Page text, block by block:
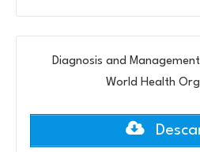
Diagnosis and
World Health